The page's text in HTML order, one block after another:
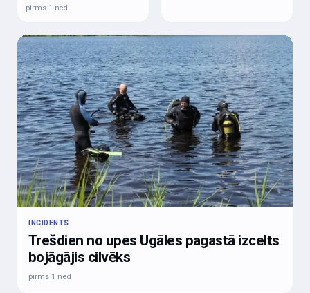
pirms 1 ned
INCIDENTS
Trešdien no upes Ugāles pagastā izcelts
bojāgājis cilvēks
pirms 1 ned